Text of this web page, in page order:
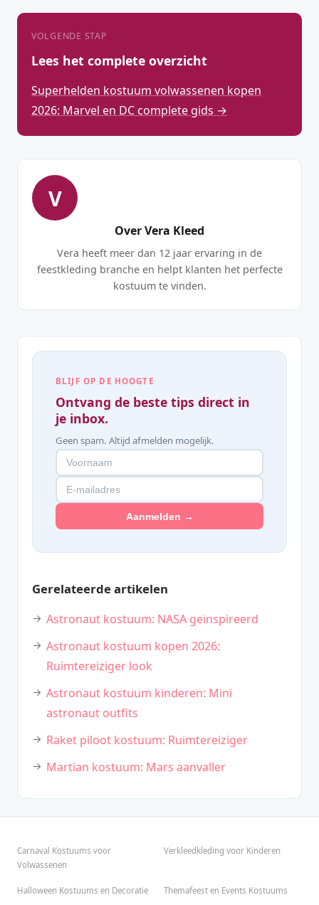
VOLGENDE STAP
Lees het complete overzicht
Superhelden kostuum volwassenen kopen
2026: Marvel en DC complete gids →
V
Over Vera Kleed
Vera heeft meer dan 12 jaar ervaring in de
feestkleding branche en helpt klanten het perfecte
kostuum te vinden.
BLIJF OP DE HOOGTE
Ontvang de beste tips direct in
je inbox.
Geen spam. Altijd afmelden mogelijk.
Aanmelden →
Gerelateerde artikelen
Astronaut kostuum: NASA geïnspireerd
Astronaut kostuum kopen 2026:
Ruimtereiziger look
Astronaut kostuum kinderen: Mini
astronaut outfits
Raket piloot kostuum: Ruimtereiziger
Martian kostuum: Mars aanvaller
Carnaval Kostuums voor
Volwassenen
Verkleedkleding voor Kinderen
Halloween Kostuums en Decoratie Themafeest en Events Kostuums